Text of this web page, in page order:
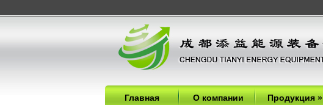
Главная О компании Продукция»